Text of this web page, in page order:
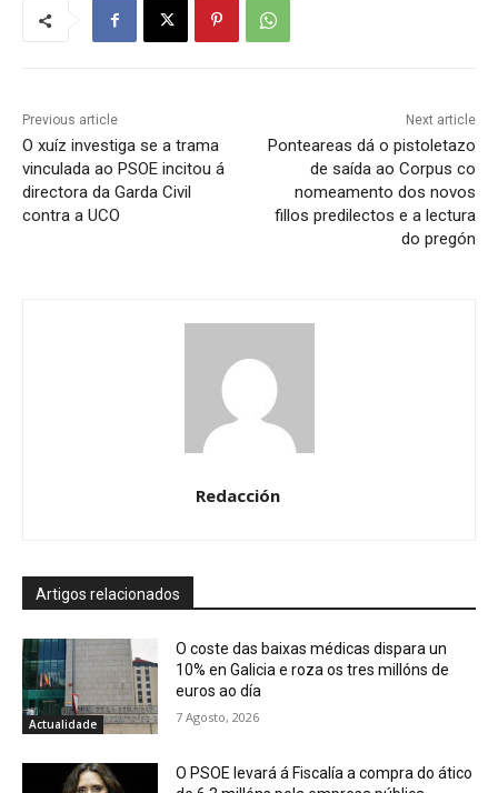
Previous article
O xuíz investiga se a trama
vinculada ao PSOE incitou á
directora da Garda Civil
contra a UCO
Next article
Ponteareas dá o pistoletazo
de saída ao Corpus co
nomeamento dos novos
fillos predilectos e a lectura
do pregón
Redacción
Artigos relacionados
Actualidade
O coste das baixas médicas dispara un
10% en Galicia e roza os tres millóns de
euros ao día
7 Agosto, 2026
O PSOE levará á Fiscalía a compra do ático